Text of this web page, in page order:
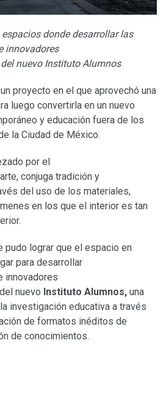
donde desarrollar las
innovadores
nuevo Instituto Alumnos
proyecto en el que aprovechó una
luego convertirla en un nuevo
y educación fuera de los
la Ciudad de México.
por el
conjuga tradición y
del uso de los materiales,
en los que el interior es tan
pudo lograr que el espacio en
para desarrollar
innovadores
nuevo Instituto Alumnos, una
investigación educativa a través
de formatos inéditos de
de conocimientos.